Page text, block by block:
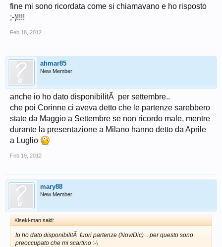
fine mi sono ricordata come si chiamavano e ho risposto
;-)!!!!
Feb 18, 2012
ahmar85
New Member
anche io ho dato disponibilitÃ per settembre..
che poi Corinne ci aveva detto che le partenze sarebbero
state da Maggio a Settembre se non ricordo male, mentre
durante la presentazione a Milano hanno detto da Aprile
a Luglio
Feb 19, 2012
mary88
New Member
Kiseki-man said:
Io ho dato disponibilitÃ fuori partenze (Nov/Dic) .. per questo sono
preoccupato che mi scartino :-\